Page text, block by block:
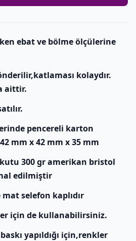
ebat ve bölme ölçülerine
kolaydır.
aittir.
pencereli karton
mm x 42 mm x 35 mm
300 gr amerikan bristol
edilmiştir
selefon kaplıdır
için de kullanabilirsiniz.
yapıldığı için,renkler